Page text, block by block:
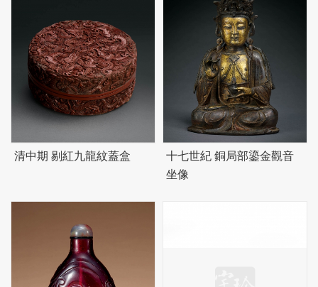
清中期 剔紅九龍紋蓋盒
十七世紀 銅局部鎏金觀音
坐像